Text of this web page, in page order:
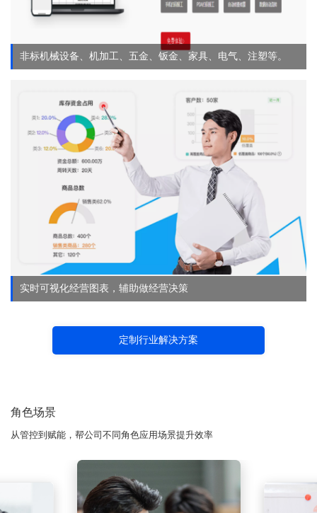
非标机械设备、机加工、五金、钣金、家具、电气、注塑等。
实时可视化经营图表，辅助做经营决策
定制行业解决方案
角色场景
从管控到赋能，帮公司不同角色应用场景提升效率